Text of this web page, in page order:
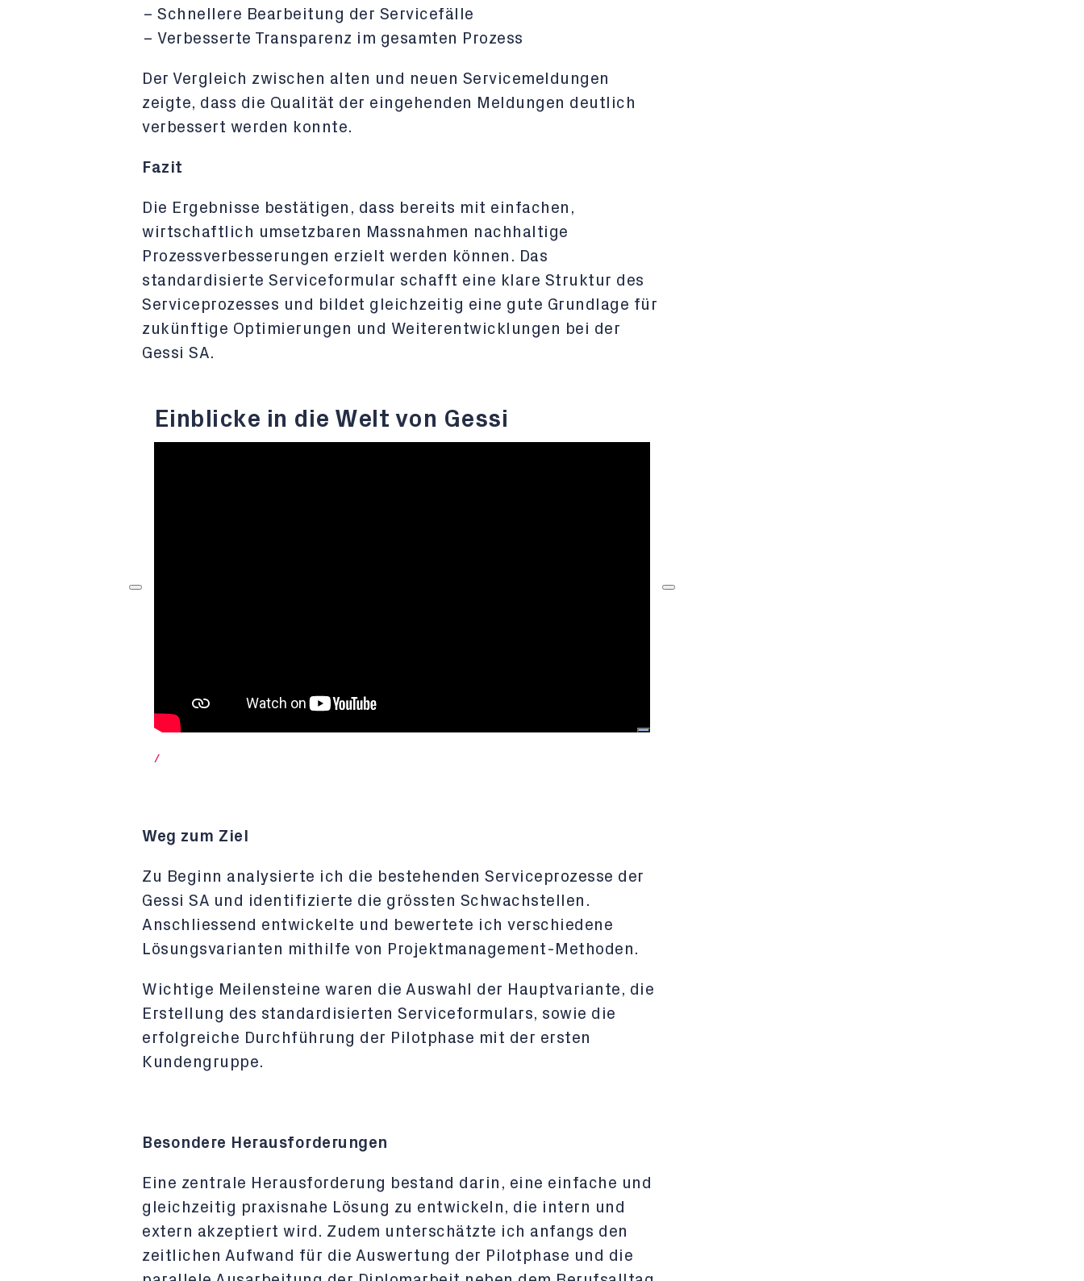
Schnellere Bearbeitung der Servicefälle
Verbesserte Transparenz im gesamten Prozess
Der Vergleich zwischen alten und neuen Servicemeldungen
zeigte, dass die Qualität der eingehenden Meldungen deutlich
verbessert werden konnte.
Fazit
Die Ergebnisse bestätigen, dass bereits mit einfachen,
wirtschaftlich umsetzbaren Massnahmen nachhaltige
Prozessverbesserungen erzielt werden können. Das
standardisierte Serviceformular schafft eine klare Struktur des
Serviceprozesses und bildet gleichzeitig eine gute Grundlage für
zukünftige Optimierungen und Weiterentwicklungen bei der
Gessi SA.
Einblicke in die Welt von Gessi
/
Weg zum Ziel
Zu Beginn analysierte ich die bestehenden Serviceprozesse der
Gessi SA und identifizierte die grössten Schwachstellen.
Anschliessend entwickelte und bewertete ich verschiedene
Lösungsvarianten mithilfe von Projektmanagement-Methoden.
Wichtige Meilensteine ​​waren die Auswahl der Hauptvariante, die
Erstellung des standardisierten Serviceformulars, sowie die
erfolgreiche Durchführung der Pilotphase mit der ersten
Kundengruppe.
Besondere Herausforderungen
Eine zentrale Herausforderung bestand darin, eine einfache und
gleichzeitig praxisnahe Lösung zu entwickeln, die intern und
extern akzeptiert wird. Zudem unterschätzte ich anfangs den
zeitlichen Aufwand für die Auswertung der Pilotphase und die